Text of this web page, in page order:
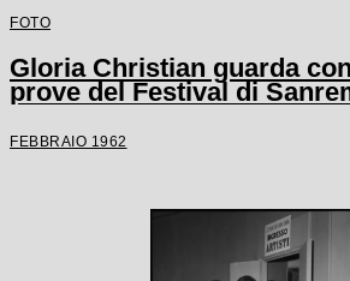
FOTO
Gloria Christian guarda
prove del Festival di
FEBBRAIO 1962